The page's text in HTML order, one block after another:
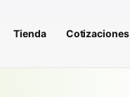
Tienda Cotizaciones